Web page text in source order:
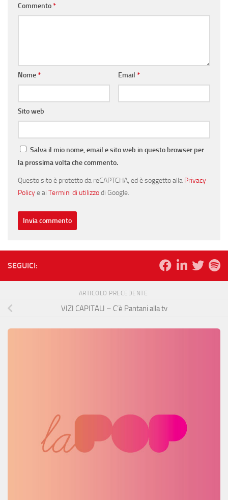
Commento*
Nome* Email *
Sito web
Salva il mio nome, email e sito web in questo browser per
la prossima volta che commento.
Questo sito è protetto da reCAPTCHA, ed è soggetto alla Privacy
Policye ai Termini di utilizzodi Google.
SEGUICI:
ARTICOLO PRECEDENTE
VIZI CAPITALI – C’è Pantani alla tv